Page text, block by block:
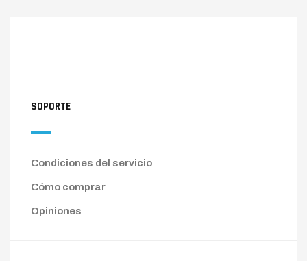
SOPORTE
Condiciones del servicio
Cómo comprar
Opiniones